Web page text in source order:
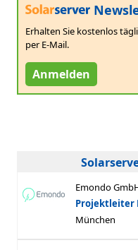
Erhalten Sie kostenlos
per E-Mail.
Anmelden